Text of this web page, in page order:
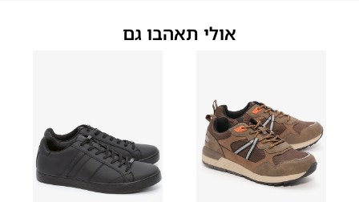
אולי תאהבו גם
39
40
41
42
43
44
45